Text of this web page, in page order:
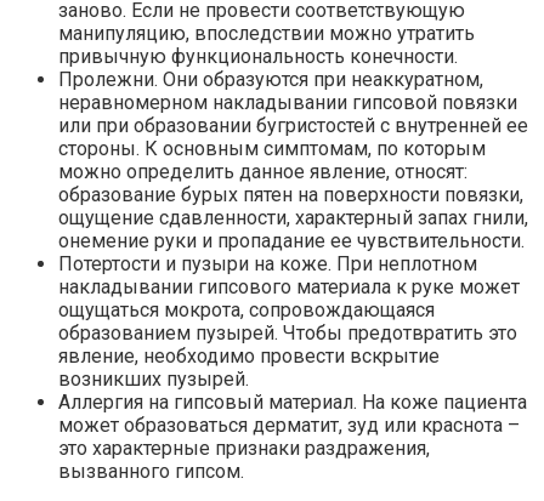
заново. Если не провести соответствующую
манипуляцию, впоследствии можно утратить
привычную функциональность конечности.
Пролежни. Они образуются при неаккуратном,
неравномерном накладывании гипсовой повязки
или при образовании бугристостей с внутренней ее
стороны. К основным симптомам, по которым
можно определить данное явление, относят:
образование бурых пятен на поверхности повязки,
ощущение сдавленности, характерный запах гнили,
онемение руки и пропадание ее чувствительности.
Потертости и пузыри на коже. При неплотном
накладывании гипсового материала к руке может
ощущаться мокрота, сопровождающаяся
образованием пузырей. Чтобы предотвратить это
явление, необходимо провести вскрытие
возникших пузырей.
Аллергия на гипсовый материал. На коже пациента
может образоваться дерматит, зуд или краснота –
это характерные признаки раздражения,
вызванного гипсом.